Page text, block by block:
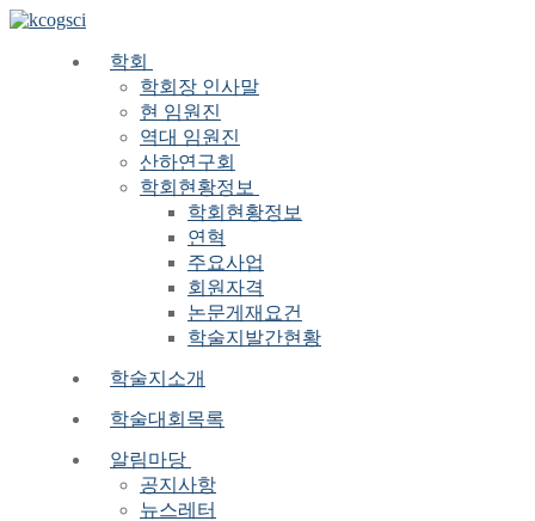
Skip
Menu
Close
학회
학회장 인사말
현 임원진
역대 임원진
산하연구회
학회현황정보
학회현황정보
연혁
주요사업
회원자격
논문게재요건
학술지발간현황
학술지소개
학술대회목록
알림마당
공지사항
뉴스레터